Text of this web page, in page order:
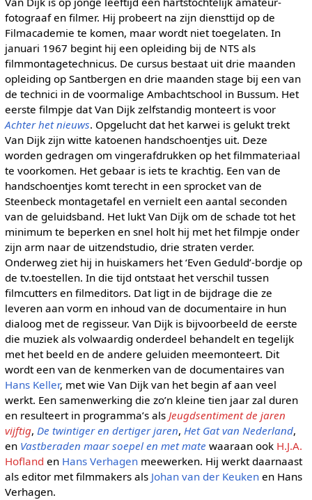
fotograaf en filmer. Hij probeert na zijn diensttijd op de
Filmacademie te komen, maar wordt niet toegelaten. In
januari 1967 begint hij een opleiding bij de NTS als
filmmontagetechnicus. De cursus bestaat uit drie maanden
opleiding op Santbergen en drie maanden stage bij een van
de technici in de voormalige Ambachtschool in Bussum. Het
eerste filmpje dat Van Dijk zelfstandig monteert is voor
Achter het nieuws. Opgelucht dat het karwei is gelukt trekt
Van Dijk zijn witte katoenen handschoentjes uit. Deze
worden gedragen om vingerafdrukken op het filmmateriaal
te voorkomen. Het gebaar is iets te krachtig. Een van de
handschoentjes komt terecht in een sprocket van de
Steenbeck montagetafel en vernielt een aantal seconden
van de geluidsband. Het lukt Van Dijk om de schade tot het
minimum te beperken en snel holt hij met het filmpje onder
zijn arm naar de uitzendstudio, drie straten verder.
Onderweg ziet hij in huiskamers het ‘Even Geduld’-bordje op
de tv.toestellen. In die tijd ontstaat het verschil tussen
filmcutters en filmeditors. Dat ligt in de bijdrage die ze
leveren aan vorm en inhoud van de documentaire in hun
dialoog met de regisseur. Van Dijk is bijvoorbeeld de eerste
die muziek als volwaardig onderdeel behandelt en tegelijk
met het beeld en de andere geluiden meemonteert. Dit
wordt een van de kenmerken van de documentaires van
Hans Keller, met wie Van Dijk van het begin af aan veel
werkt. Een samenwerking die zo’n kleine tien jaar zal duren
en resulteert in programma’s als Jeugdsentiment de jaren
vijftig, De twintiger en dertiger jaren, Het Gat van Nederland,
en Vastberaden maar soepel en met mate waaraan ook H.J.A.
Hofland en Hans Verhagenmeewerken. Hij werkt daarnaast
als editor met filmmakers als Johan van der Keukenen Hans
Verhagen.